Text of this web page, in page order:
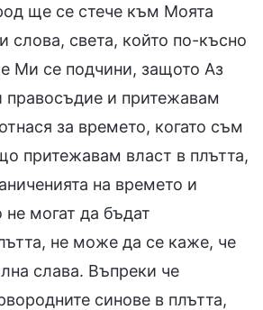
ще се стече към Моята
слова, света, който по-късно
Ми се подчини, защото Аз
и притежавам
за времето, когато съм
притежавам власт в плътта,
на времето и
не могат да бъдат
не може да се каже, че
слава. Въпреки че
синове в плътта,